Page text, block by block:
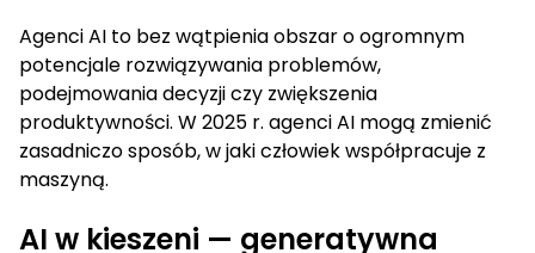
Agenci AI to bez wątpienia obszar o ogromnym
potencjale rozwiązywania problemów,
podejmowania decyzji czy zwiększenia
produktywności. W 2025 r. agenci AI mogą zmienić
zasadniczo sposób, w jaki człowiek współpracuje z
maszyną.
AI w kieszeni — generatywna